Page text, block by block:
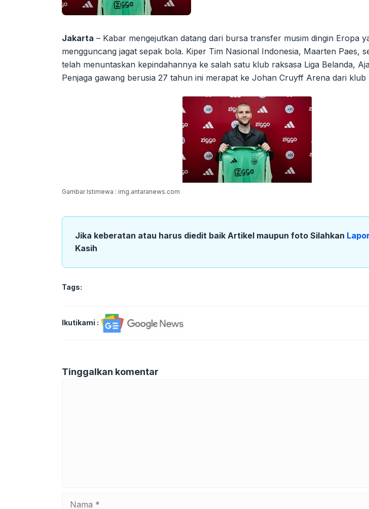
Jakarta – Kabar mengejutkan datang dari bursa transfer musim dingin Eropa
mengguncang jagat sepak bola. Kiper Tim Nasional Indonesia, Maarten Paes,
telah menuntaskan kepindahannya ke salah satu klub raksasa Liga Belanda,
Penjaga gawang berusia 27 tahun ini merapat ke Johan Cruyff Arena dari klub
Gambar Istimewa : img.antaranews.com
Jika keberatan atau harus diedit baik Artikel maupun foto Silahkan
Kasih
Tags:
Ikutikami :
Tinggalkan komentar